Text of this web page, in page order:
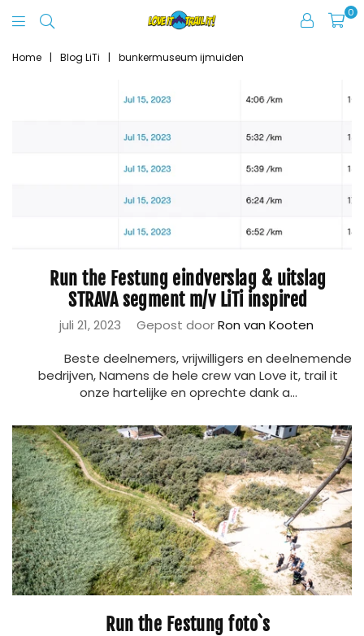
It
Trail
0
Home | Blog LiTi | bunkermuseum ijmuiden
Run the Festung eindverslag & uitslag
STRAVA segment m/v LiTi inspired
juli 21, 2023 Gepost doorRon van Kooten
Beste deelnemers, vrijwilligers en deelnemende
bedrijven, Namens de hele crew van Love it, trail it
onze hartelijke en oprechte dank a...
Run the Festung foto`s